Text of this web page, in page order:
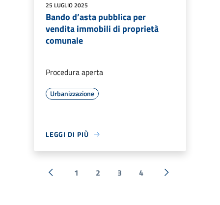
25 LUGLIO 2025
Bando d’asta pubblica per
vendita immobili di proprietà
comunale
Procedura aperta
Urbanizzazione
LEGGI DI PIÙ
« Precedente
1 2 3 4 Successiva »